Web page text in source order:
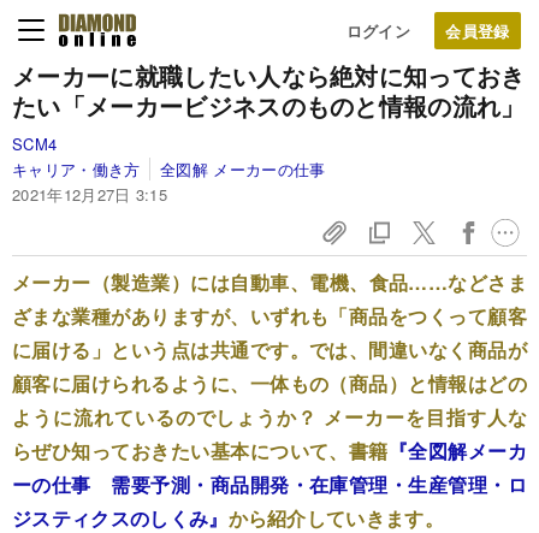
ログイン
メーカーに就職したい人なら絶対に知っておき
たい「メーカービジネスのものと情報の流れ」
SCM4
キャリア・働き方
全図解 メーカーの仕事
2021年12月27日 3:15
メーカー（製造業）には自動車、電機、食品……などさま
ざまな業種がありますが、いずれも「商品をつくって顧客
に届ける」という点は共通です。では、間違いなく商品が
顧客に届けられるように、一体もの（商品）と情報はどの
ように流れているのでしょうか？ メーカーを目指す人な
らぜひ知っておきたい基本について、書籍 『全図解メーカ
ーの仕事 需要予測・商品開発・在庫管理・生産管理・ロ
ジスティクスのしくみ』 から紹介していきます。